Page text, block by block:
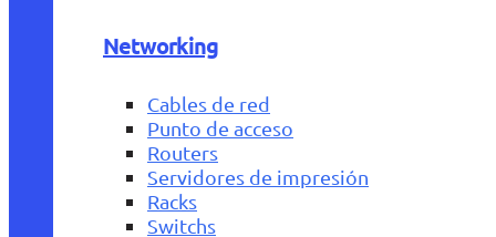
Networking
Cables de red
Punto de acceso
Routers
Servidores de impresión
Racks
Switchs